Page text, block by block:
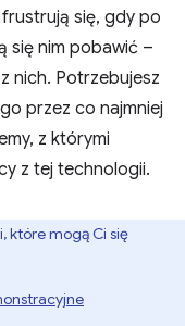
się, gdy po
się nim pobawić –
nich. Potrzebujesz
przez co najmniej
z którymi
z tej technologii.
które mogą Ci się